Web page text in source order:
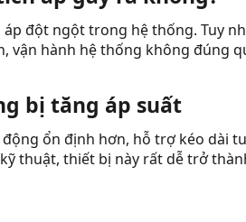
đột ngột trong hệ thống. Tuy
vận hành hệ thống không đúng
bị tăng áp suất​
ổn định hơn, hỗ trợ kéo dài
thuật, thiết bị này rất dễ trở